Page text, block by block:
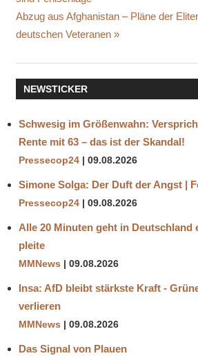
TIJGER
EVANGELIST
JAAP
NINE
NEWS
RABOBANK
TRIODOS
VERSCHWÖRUNGSTHEORIE
VIRUSWAARHEID
Nächster
Beitrag:
Abzug aus Afghanistan – Pläne der
deutschen Veteranen
NEWSTICKER
Schwesig im Größenwahn:
Rente mit 63 – das ist der Skandal!
Pressecop24 09.08.2026
Simone Solga: Der Duft der Angst |
Pressecop24 09.08.2026
Alle 20 Minuten geht in Deutschland
pleite
MMNews 09.08.2026
Insa: AfD bleibt stärkste Kraft -
verlieren
MMNews 09.08.2026
Das Signal von Plauen